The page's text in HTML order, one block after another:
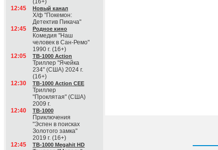
(16+)
12:45
Новый канал
Х/ф "Покемон:
Детектив Пикача"
12:45
Родное кино
Комедия "Наш
человек в Сан-Ремо"
1990 г. (16+)
12:05
ТВ-1000 Action
Триллер "Ячейка
234" (США) 2024 г.
(16+)
12:30
ТВ-1000 Action CEE
Триллер
"Проклятая" (США)
2009 г.
12:40
ТВ-1000
Приключения
"Эспен в поисках
Золотого замка"
2019 г. (16+)
12:45
ТВ-1000 Megahit HD